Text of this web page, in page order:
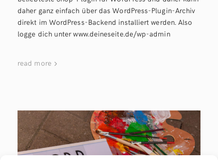
daher ganz einfach über das WordPress-Plugin-Archiv
direkt im WordPress-Backend installiert werden. Also
logge dich unter www.deineseite.de/wp-admin
read more